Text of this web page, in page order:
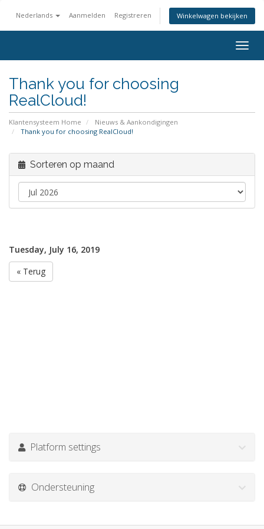
Nederlands Aanmelden Registreren Winkelwagen bekijken
Thank you for choosing
RealCloud!
Klantensysteem Home
Nieuws & Aankondigingen
Thank you for choosing RealCloud!
Sorteren op maand
Tuesday, July 16, 2019
« Terug
Platform settings
Ondersteuning